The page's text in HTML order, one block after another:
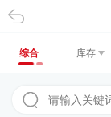
返回
综合 库存